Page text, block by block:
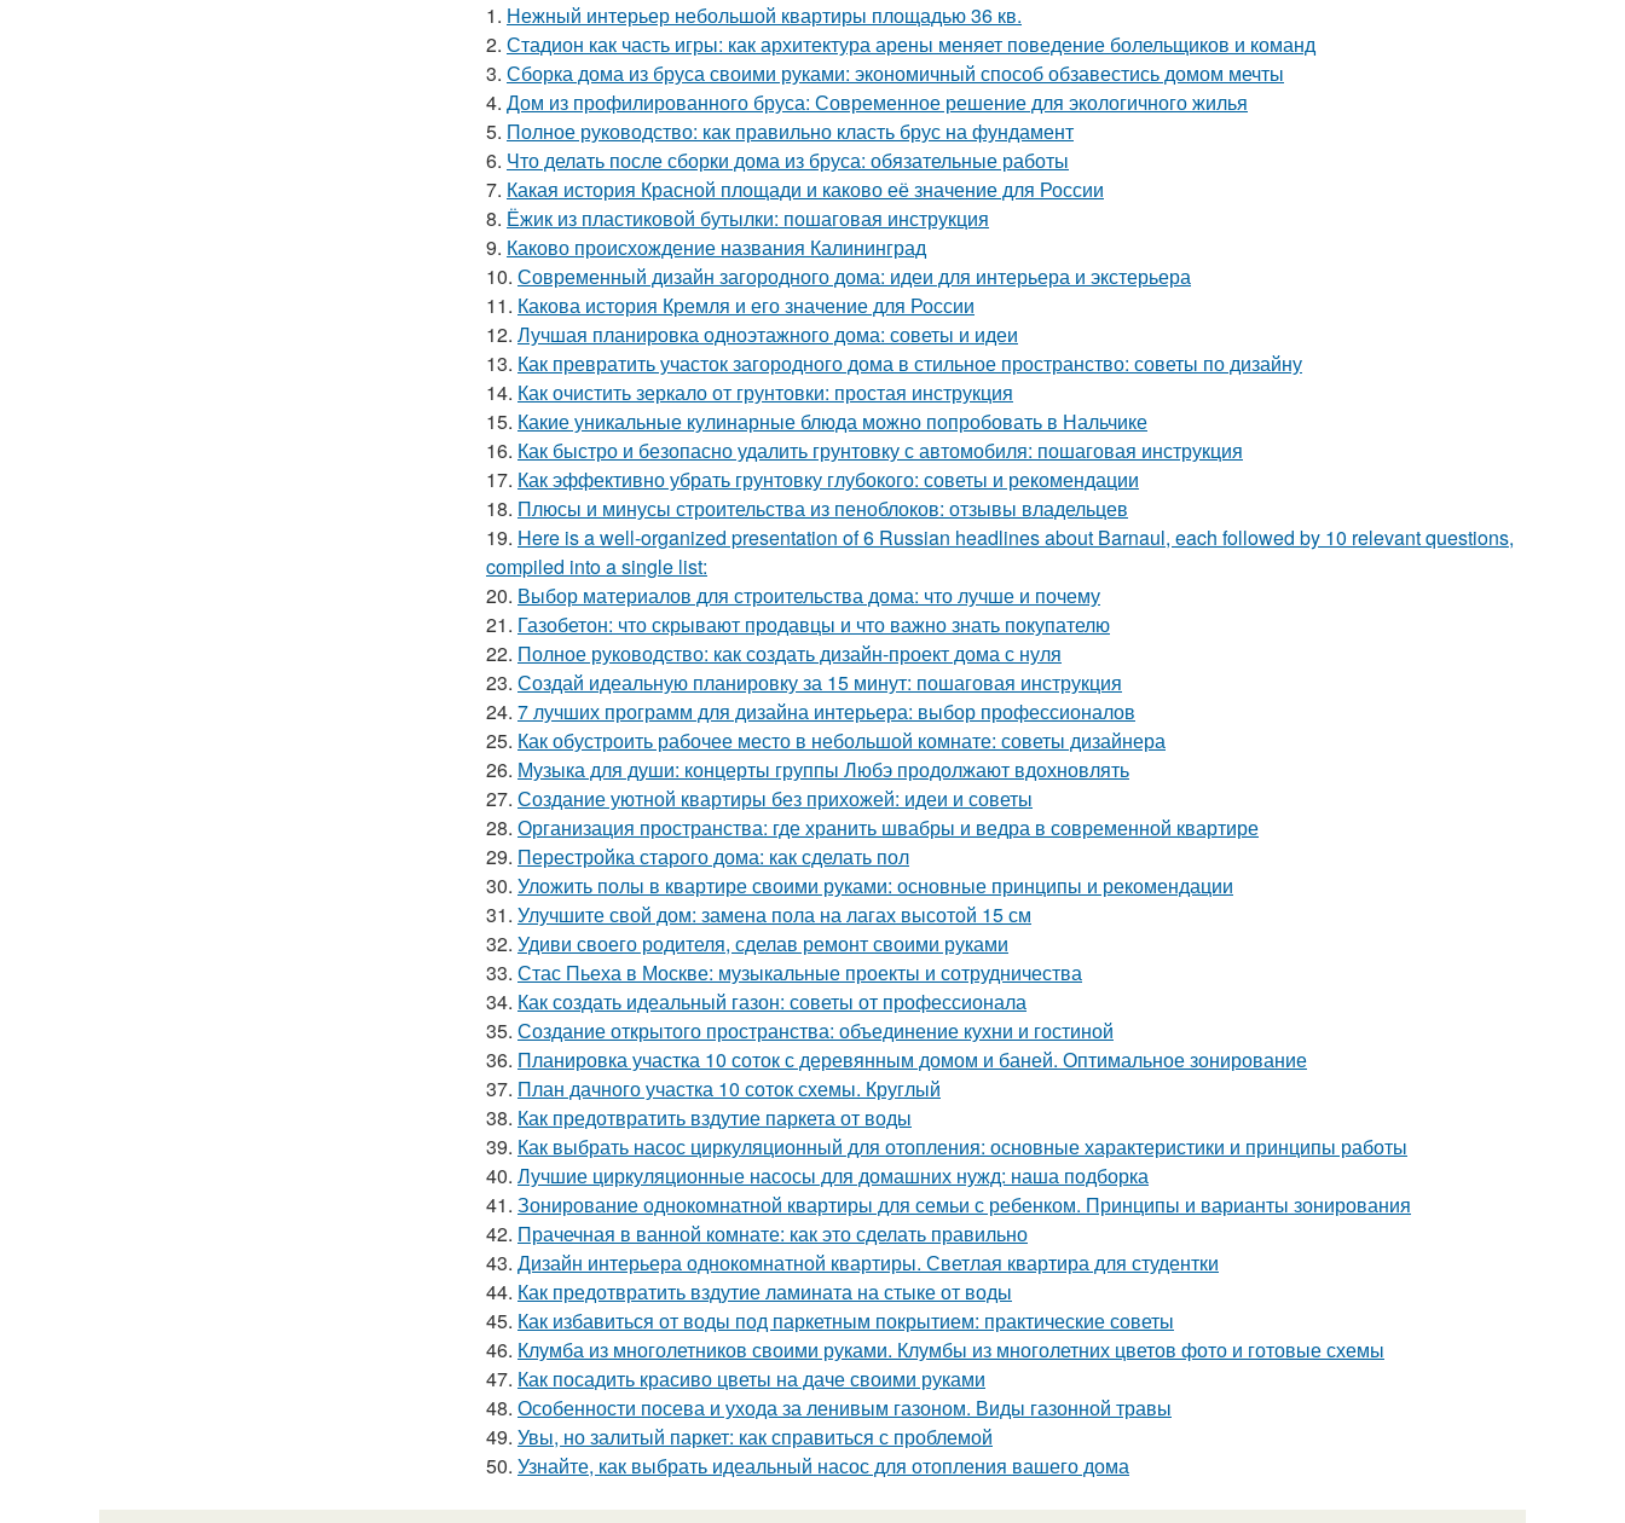
1. Нежный интерьер небольшой квартиры площадью 36 кв.
2. Стадион как часть игры: как архитектура арены меняет поведение болельщиков и команд
3. Сборка дома из бруса своими руками: экономичный способ обзавестись домом мечты
4. Дом из профилированного бруса: Современное решение для экологичного жилья
5. Полное руководство: как правильно класть брус на фундамент
6. Что делать после сборки дома из бруса: обязательные работы
7. Какая история Красной площади и каково её значение для России
8. Ёжик из пластиковой бутылки: пошаговая инструкция
9. Каково происхождение названия Калининград
10. Современный дизайн загородного дома: идеи для интерьера и экстерьера
11. Какова история Кремля и его значение для России
12. Лучшая планировка одноэтажного дома: советы и идеи
13. Как превратить участок загородного дома в стильное пространство: советы по дизайну
14. Как очистить зеркало от грунтовки: простая инструкция
15. Какие уникальные кулинарные блюда можно попробовать в Нальчике
16. Как быстро и безопасно удалить грунтовку с автомобиля: пошаговая инструкция
17. Как эффективно убрать грунтовку глубокого: советы и рекомендации
18. Плюсы и минусы строительства из пеноблоков: отзывы владельцев
19. Here is a well-organized presentation of 6 Russian headlines about Barnaul, each followed by 10 relevant questions,
compiled into a single list:
20. Выбор материалов для строительства дома: что лучше и почему
21. Газобетон: что скрывают продавцы и что важно знать покупателю
22. Полное руководство: как создать дизайн-проект дома с нуля
23. Создай идеальную планировку за 15 минут: пошаговая инструкция
24. 7 лучших программ для дизайна интерьера: выбор профессионалов
25. Как обустроить рабочее место в небольшой комнате: советы дизайнера
26. Музыка для души: концерты группы Любэ продолжают вдохновлять
27. Создание уютной квартиры без прихожей: идеи и советы
28. Организация пространства: где хранить швабры и ведра в современной квартире
29. Перестройка старого дома: как сделать пол
30. Уложить полы в квартире своими руками: основные принципы и рекомендации
31. Улучшите свой дом: замена пола на лагах высотой 15 см
32. Удиви своего родителя, сделав ремонт своими руками
33. Стас Пьеха в Москве: музыкальные проекты и сотрудничества
34. Как создать идеальный газон: советы от профессионала
35. Создание открытого пространства: объединение кухни и гостиной
36. Планировка участка 10 соток с деревянным домом и баней. Оптимальное зонирование
37. План дачного участка 10 соток схемы. Круглый
38. Как предотвратить вздутие паркета от воды
39. Как выбрать насос циркуляционный для отопления: основные характеристики и принципы работы
40. Лучшие циркуляционные насосы для домашних нужд: наша подборка
41. Зонирование однокомнатной квартиры для семьи с ребенком. Принципы и варианты зонирования
42. Прачечная в ванной комнате: как это сделать правильно
43. Дизайн интерьера однокомнатной квартиры. Светлая квартира для студентки
44. Как предотвратить вздутие ламината на стыке от воды
45. Как избавиться от воды под паркетным покрытием: практические советы
46. Клумба из многолетников своими руками. Клумбы из многолетних цветов фото и готовые схемы
47. Как посадить красиво цветы на даче своими руками
48. Особенности посева и ухода за ленивым газоном. Виды газонной травы
49. Увы, но залитый паркет: как справиться с проблемой
50. Узнайте, как выбрать идеальный насос для отопления вашего дома